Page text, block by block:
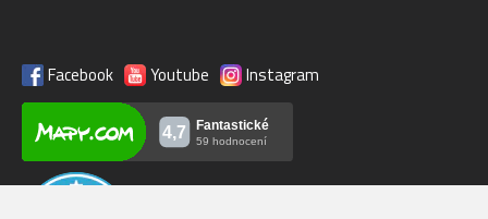
Facebook Youtube Instagram